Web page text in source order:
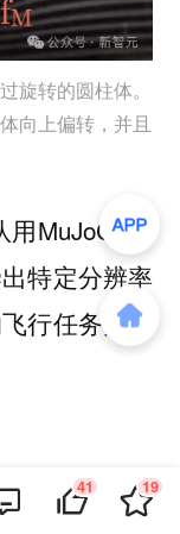
旋转的圆柱体。
向上偏转，并且
MuJoCo相
特定分辨率
行任务奠定
模拟一只小
41 19